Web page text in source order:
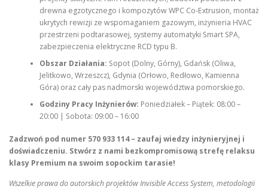
drewna egzotycznego i kompozytów WPC Co-Extrusion, montaż
ukrytych rewizji ze wspomaganiem gazowym, inżynieria HVAC
przestrzeni podtarasowej, systemy automatyki Smart SPA,
zabezpieczenia elektryczne RCD typu B.
Obszar Działania: Sopot (Dolny, Górny), Gdańsk (Oliwa,
Jelitkowo, Wrzeszcz), Gdynia (Orłowo, Redłowo, Kamienna
Góra) oraz cały pas nadmorski województwa pomorskiego.
Godziny Pracy Inżynierów: Poniedziałek – Piątek: 08:00 –
20:00 | Sobota: 09:00 – 16:00
Zadzwoń pod numer 570 933 114 – zaufaj wiedzy inżynieryjnej i
doświadczeniu. Stwórz z nami bezkompromisową strefę relaksu
klasy Premium na swoim sopockim tarasie!
Wszelkie prawa do autorskich projektów Invisible Access System, metodologii